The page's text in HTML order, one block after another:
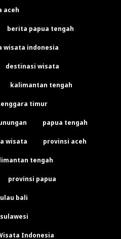
aceh
berita papua tengah
wisata indonesia
destinasi wisata
kalimantan tengah
timur
papua tengah
wisata provinsi aceh
tengah
provinsi papua
bali
Indonesia